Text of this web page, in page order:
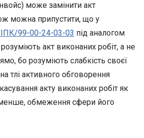
може замінити акт
можна припустити, що у
99-00-24-03-03 під аналогом
розуміють акт виконаних робіт, а не
бо розуміють слабкість своєї
тлі активного обговорення
акту виконаних робіт як
обмеження сфери його